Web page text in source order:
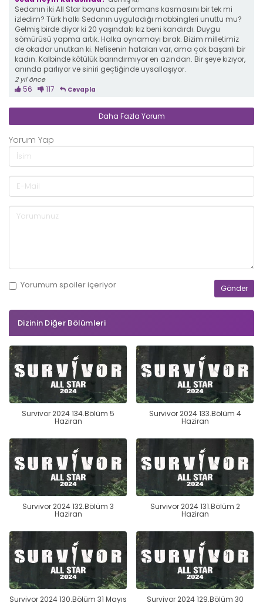
Sedanın iki All Star boyunca performans kasmasını bir tek mi
izledim? Türk halkı Sedanın uyguladığı mobbingleri unuttu mu?
Gelmiş birde diyor ki 20 yaşındakı kız beni kandırdı. Duygu
sömürüsü yapma artık. Halka oynamayı bırak. Bizim milletimiz
de okadar unutkan ki. Nefisenin hataları var, ama çok başarılı bir
kadın. Kalbinde kötülük barındırmıyor en azından. Bir şeye kızıyor,
anında parlıyor ve siniri geçtiğinde uysallaşıyor.
2 yıl önce
56 117 Cevapla
Daha Fazla Yorum
Yorum Yap
Yorumum spoileriçeriyor
Dizinin Diğer Bölümleri
Survivor 2024 134.Bölüm 5
Haziran
Survivor 2024 133.Bölüm 4
Haziran
Survivor 2024 132.Bölüm 3
Haziran
Survivor 2024 131.Bölüm 2
Haziran
Survivor 2024 130.Bölüm 31 Mayıs Survivor 2024 129.Bölüm 30